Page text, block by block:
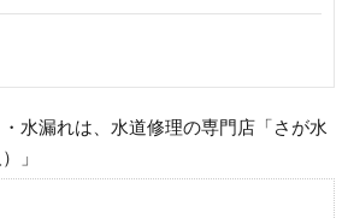
水漏れは、水道修理の専門店「さが水
」